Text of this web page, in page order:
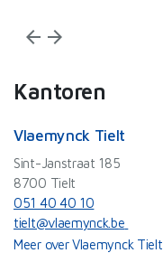
arrow_back arrow_forward
Kantoren
Vlaemynck Tielt
Sint-Janstraat 185
8700 Tielt
051 40 40 10
tielt@vlaemynck.be
Meer over Vlaemynck Tielt